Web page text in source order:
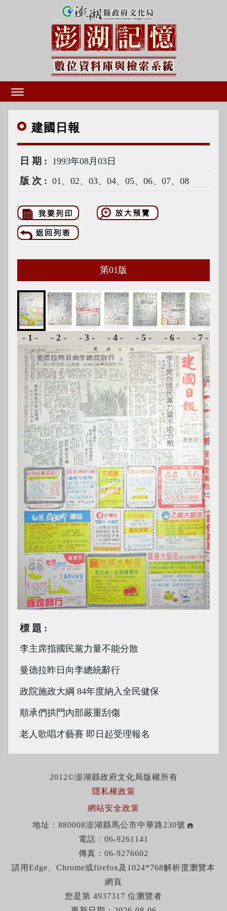
建國 日報
日期 1993年08月03日
版次 01、02、03、04、05、06、07、08
第01 版
-1- -2- -3- -4- -5- -6- -7-
標題
李主席指國民黨力量不能分散
曼德拉昨日向李總統辭行
政院施政大綱 84年度納入全民健保
順承們拱門內部嚴重刮傷
老人歌唱才藝賽 即日起受理報名
2012©澎湖縣政府文化局版權所有
隱私權政策
網站安全政策
地址：880008澎湖縣馬公市中華路230號
電話：06-9261141
傳真：06-9276602
請用Edge、Chrome或firefox及1024*768解析度瀏覽本
網頁
您是第 4937317 位瀏覽者